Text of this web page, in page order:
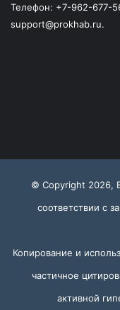
Телефон: +7-962-677-
support@prokhab.ru.
© Copyright 2026,
соответствии с
Копирование и
частичное
активной